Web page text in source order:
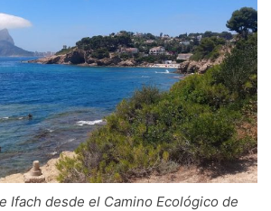
Ifach desde el Camino Ecológico de